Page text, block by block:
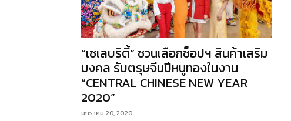
“เซเลบริตี้” ชวนเลือกช็อปฯ สินค้าเสริม
มงคล รับตรุษจีนปีหนูทองในงาน
“CENTRAL CHINESE NEW YEAR
2020”
มกราคม 20, 2020